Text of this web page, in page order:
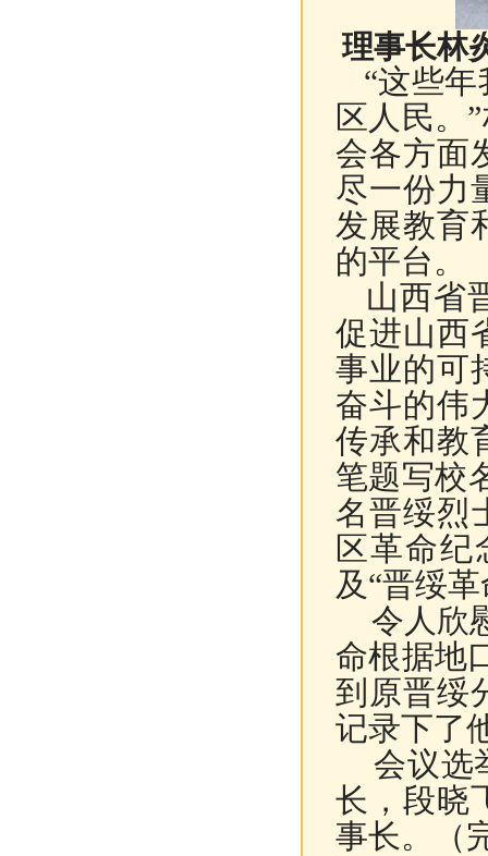
理事长林
“这些年
区人民。 ”
会各方面
尽一份力
发展教育
的平台。
山西省
促进山西
事业的可
奋斗的伟
传承和教
笔题写校
名晋绥烈
区革命纪
及“晋绥
令人欣
命根据地
到原晋绥
记录下了
会议选
长，段晓
事长。（